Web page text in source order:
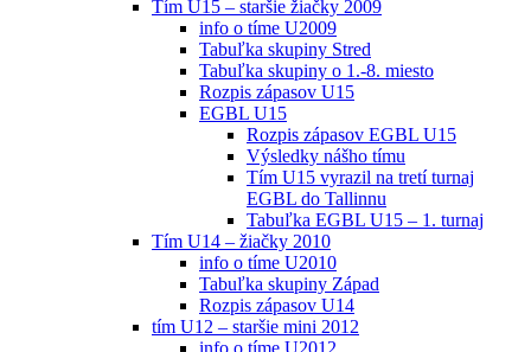
Tím U15 – staršie žiačky 2009
info o tíme U2009
Tabuľka skupiny Stred
Tabuľka skupiny o 1.-8. miesto
Rozpis zápasov U15
EGBL U15
Rozpis zápasov EGBL U15
Výsledky nášho tímu
Tím U15 vyrazil na tretí turnaj
EGBL do Tallinnu
Tabuľka EGBL U15 – 1. turnaj
Tím U14 – žiačky 2010
info o tíme U2010
Tabuľka skupiny Západ
Rozpis zápasov U14
tím U12 – staršie mini 2012
info o tíme U2012